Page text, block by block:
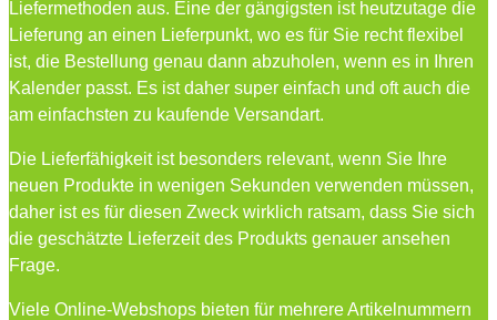
Liefermethoden aus. Eine der gängigsten ist heutzutage die
Lieferung an einen Lieferpunkt, wo es für Sie recht flexibel
ist, die Bestellung genau dann abzuholen, wenn es in Ihren
Kalender passt. Es ist daher super einfach und oft auch die
am einfachsten zu kaufende Versandart.
Die Lieferfähigkeit ist besonders relevant, wenn Sie Ihre
neuen Produkte in wenigen Sekunden verwenden müssen,
daher ist es für diesen Zweck wirklich ratsam, dass Sie sich
die geschätzte Lieferzeit des Produkts genauer ansehen
Frage.
Viele Online-Webshops bieten für mehrere Artikelnummern